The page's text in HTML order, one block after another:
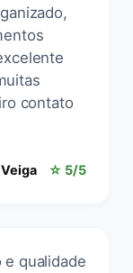
contato
☆ 5/5
qualidade